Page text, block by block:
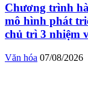
Chương trình
mô hình phát
chủ trì 3 nhiệm
Văn hóa 07/08/2026